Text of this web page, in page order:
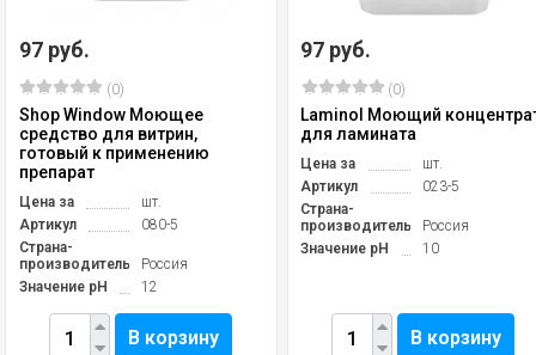
97 руб.
(0)
Shop Window Моющее
средство для витрин,
готовый к применению
препарат
Цена за
шт.
Артикул
080-5
Страна-
производитель
Россия
Значение pH
12
В корзину
97 руб.
(0)
Laminol Моющий
для ламината
Цена за
шт.
Артикул
023-5
Страна-
производитель
Россия
Значение pH
10
В корзину